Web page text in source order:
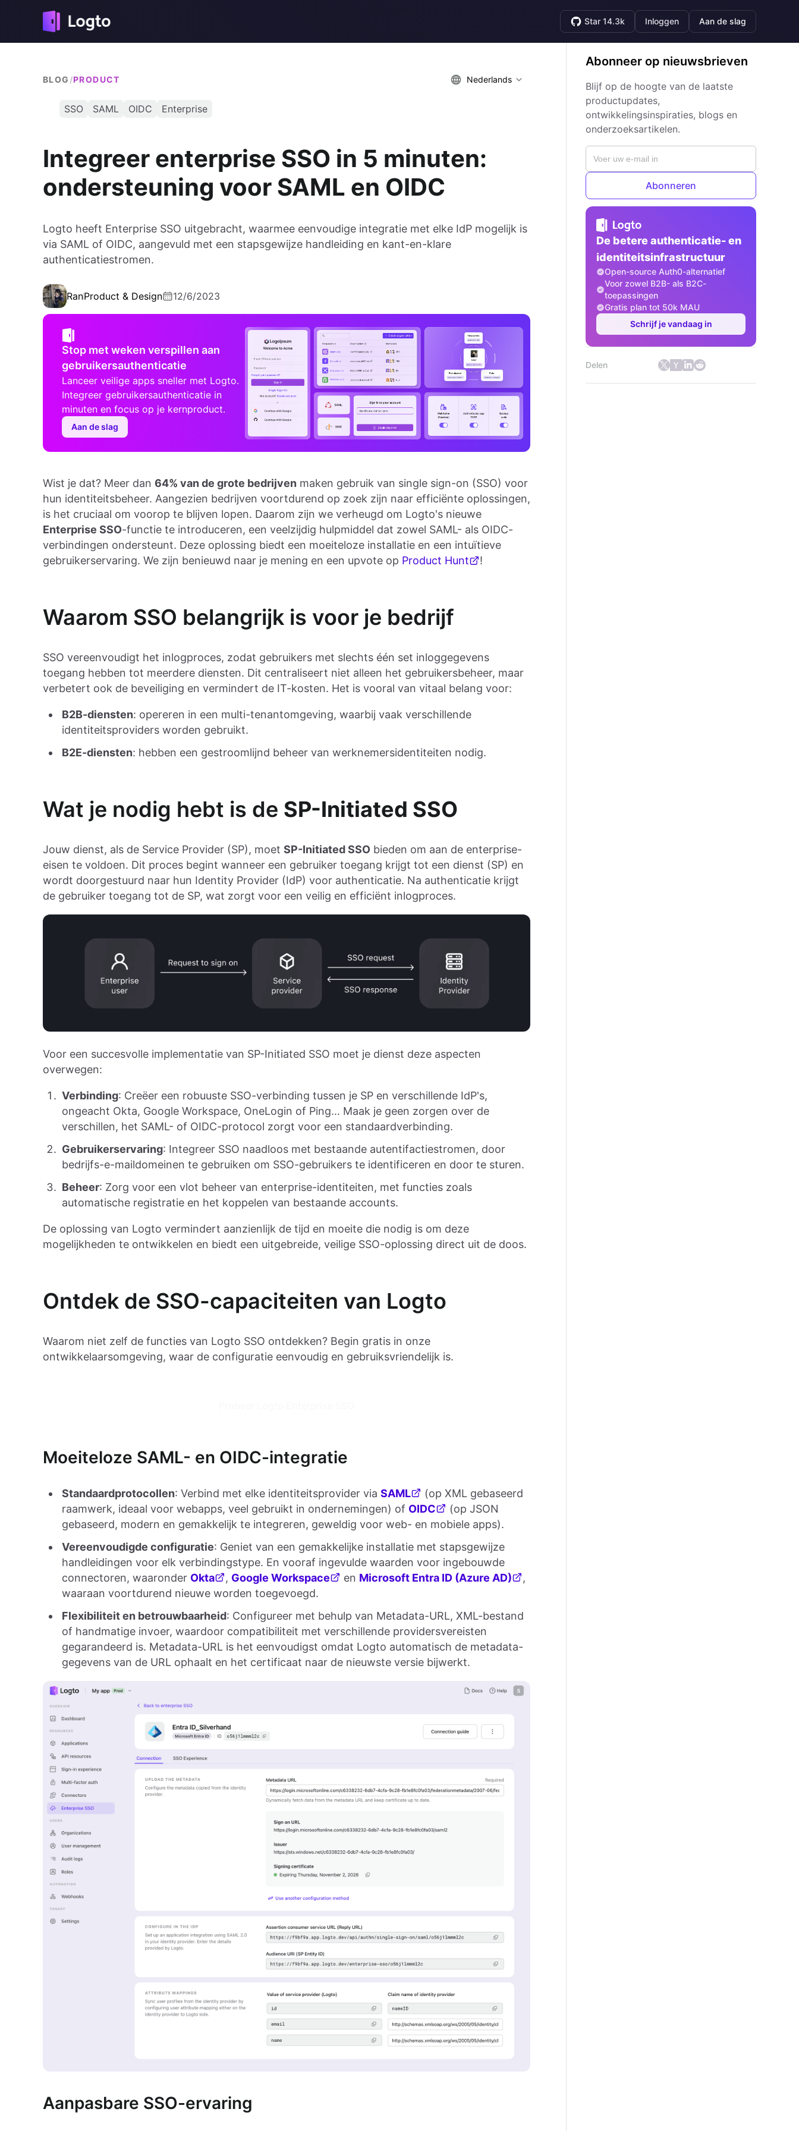
Star 14.3k Inloggen Aan de slag
BLOG /PRODUCT Nederlands
SSO SAML OIDC Enterprise
Integreer enterprise SSO in 5 minuten:
ondersteuning voor SAML en OIDC
Logto heeft Enterprise SSO uitgebracht, waarmee eenvoudige integratie met elke IdP mogelijk is
via SAML of OIDC, aangevuld met een stapsgewijze handleiding en kant-en-klare
authenticatiestromen.
RanProduct & Design 12/6/2023
Stop met weken verspillen aan
gebruikersauthenticatie
Lanceer veilige apps sneller met Logto.
Integreer gebruikersauthenticatie in
minuten en focus op je kernproduct.
Aan de slag
Wist je dat? Meer dan 64% van de grote bedrijven maken gebruik van single sign-on (SSO) voor
hun identiteitsbeheer. Aangezien bedrijven voortdurend op zoek zijn naar efficiënte oplossingen,
is het cruciaal om voorop te blijven lopen. Daarom zijn we verheugd om Logto's nieuwe
Enterprise SSO-functie te introduceren, een veelzijdig hulpmiddel dat zowel SAML- als OIDC-
verbindingen ondersteunt. Deze oplossing biedt een moeiteloze installatie en een intuïtieve
gebruikerservaring. We zijn benieuwd naar je mening en een upvote op Product Hunt !
Waarom SSO belangrijk is voor je bedrijf
SSO vereenvoudigt het inlogproces, zodat gebruikers met slechts één set inloggegevens
toegang hebben tot meerdere diensten. Dit centraliseert niet alleen het gebruikersbeheer, maar
verbetert ook de beveiliging en vermindert de IT-kosten. Het is vooral van vitaal belang voor:
B2B-diensten: opereren in een multi-tenantomgeving, waarbij vaak verschillende
identiteitsproviders worden gebruikt.
B2E-diensten: hebben een gestroomlijnd beheer van werknemersidentiteiten nodig.
Wat je nodig hebt is de SP-Initiated SSO
Jouw dienst, als de Service Provider (SP), moet SP-Initiated SSO bieden om aan de enterprise-
eisen te voldoen. Dit proces begint wanneer een gebruiker toegang krijgt tot een dienst (SP) en
wordt doorgestuurd naar hun Identity Provider (IdP) voor authenticatie. Na authenticatie krijgt
de gebruiker toegang tot de SP, wat zorgt voor een veilig en efficiënt inlogproces.
Voor een succesvolle implementatie van SP-Initiated SSO moet je dienst deze aspecten
overwegen:
Verbinding: Creëer een robuuste SSO-verbinding tussen je SP en verschillende IdP's,
ongeacht Okta, Google Workspace, OneLogin of Ping... Maak je geen zorgen over de
verschillen, het SAML- of OIDC-protocol zorgt voor een standaardverbinding.
Gebruikerservaring: Integreer SSO naadloos met bestaande autentifactiestromen, door
bedrijfs-e-maildomeinen te gebruiken om SSO-gebruikers te identificeren en door te sturen.
Beheer: Zorg voor een vlot beheer van enterprise-identiteiten, met functies zoals
automatische registratie en het koppelen van bestaande accounts.
De oplossing van Logto vermindert aanzienlijk de tijd en moeite die nodig is om deze
mogelijkheden te ontwikkelen en biedt een uitgebreide, veilige SSO-oplossing direct uit de doos.
Ontdek de SSO-capaciteiten van Logto
Waarom niet zelf de functies van Logto SSO ontdekken? Begin gratis in onze
ontwikkelaarsomgeving, waar de configuratie eenvoudig en gebruiksvriendelijk is.
Moeiteloze SAML- en OIDC-integratie
Standaardprotocollen: Verbind met elke identiteitsprovider via SAML
(op XML gebaseerd
raamwerk, ideaal voor webapps, veel gebruikt in ondernemingen) of OIDC
(op JSON
gebaseerd, modern en gemakkelijk te integreren, geweldig voor web- en mobiele apps).
Vereenvoudigde configuratie: Geniet van een gemakkelijke installatie met stapsgewijze
handleidingen voor elk verbindingstype. En vooraf ingevulde waarden voor ingebouwde
connectoren, waaronder Okta , Google Workspace en Microsoft Entra ID (Azure AD)
,
waaraan voortdurend nieuwe worden toegevoegd.
Flexibiliteit en betrouwbaarheid: Configureer met behulp van Metadata-URL, XML-bestand
of handmatige invoer, waardoor compatibiliteit met verschillende providersvereisten
gegarandeerd is. Metadata-URL is het eenvoudigst omdat Logto automatisch de metadata-
gegevens van de URL ophaalt en het certificaat naar de nieuwste versie bijwerkt.
Aanpasbare SSO-ervaring
Abonneer op nieuwsbrieven
Blijf op de hoogte van de laatste
productupdates,
ontwikkelingsinspiraties, blogs en
onderzoeksartikelen.
Abonneren
De betere authenticatie- en
identiteitsinfrastructuur
Open-source Auth0-alternatief
Voor zowel B2B- als B2C-
toepassingen
Gratis plan tot 50k MAU
Schrijf je vandaag in
Delen